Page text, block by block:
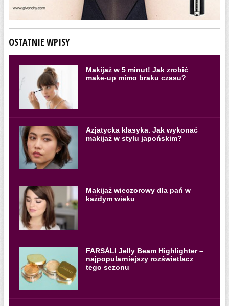
OSTATNIE WPISY
Makijaż w 5 minut! Jak zrobić
make-up mimo braku czasu?
Azjatycka klasyka. Jak wykonać
makijaż w stylu japońskim?
Makijaż wieczorowy dla pań w
każdym wieku
FARSÁLI Jelly Beam Highlighter –
najpopularniejszy rozświetlacz
tego sezonu